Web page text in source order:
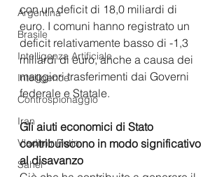
Argentina
Brasile
Intelligenza Artificiale
Intelligence
Controspionaggio
Iran
Vladimir Putin
Sahel
con un deficit di 18,0 miliardi di
euro. I comuni hanno registrato un
deficit relativamente basso di -1,3
miliardi di euro, anche a causa dei
maggiori trasferimenti dai Governi
federale e Statale.
Gli aiuti economici di Stato
contribuiscono in modo significativo
al disavanzo